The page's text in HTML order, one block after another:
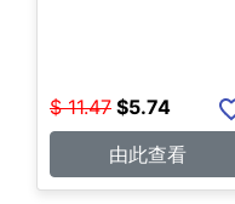
$ 11.47 $5.74
由此查看